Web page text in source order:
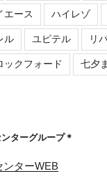
エース ハイレゾ
ル ユピテル リ
ックフォード 七夕
ターグループ＊
ンターWEB